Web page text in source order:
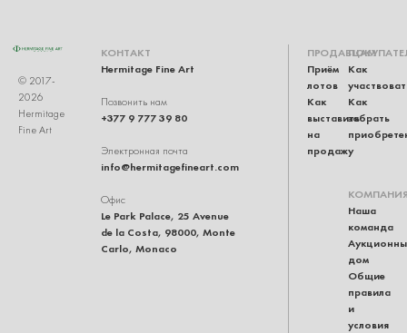
© 2017-
2026
Hermitage
Fine Art
КОНТАКТ
Hermitage Fine Art
Позвонить нам
+377 9 777 39 80
Электронная почта
info@hermitagefineart.com
Офис
Le Park Palace, 25 Avenue
de la Costa, 98000, Monte
Carlo, Monaco
ПРОДАВЦАМ
Приём
лотов
Как
выставить
на
продажу
Как
Как
забрать
Наша
команда
дом
Общие
правила
и
условия